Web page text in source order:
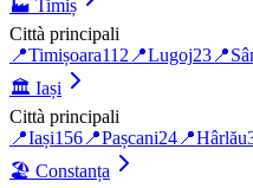
🏭 Timiș
Città principali
📍Timișoara112 📍Lugoj23 📍
🏛️ Iași
Città principali
📍Iași156 📍Pașcani24 📍Hârlău
🏖️ Constanța